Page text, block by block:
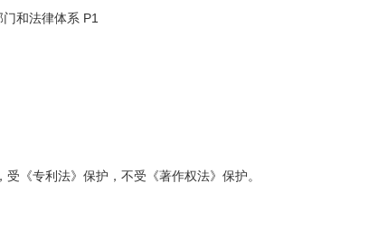
和法律体系 P1
《专利法》保护，不受《著作权法》保护。